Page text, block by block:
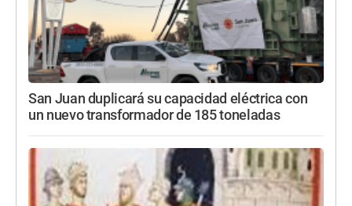
San Juan duplicará su capacidad eléctrica con
un nuevo transformador de 185 toneladas